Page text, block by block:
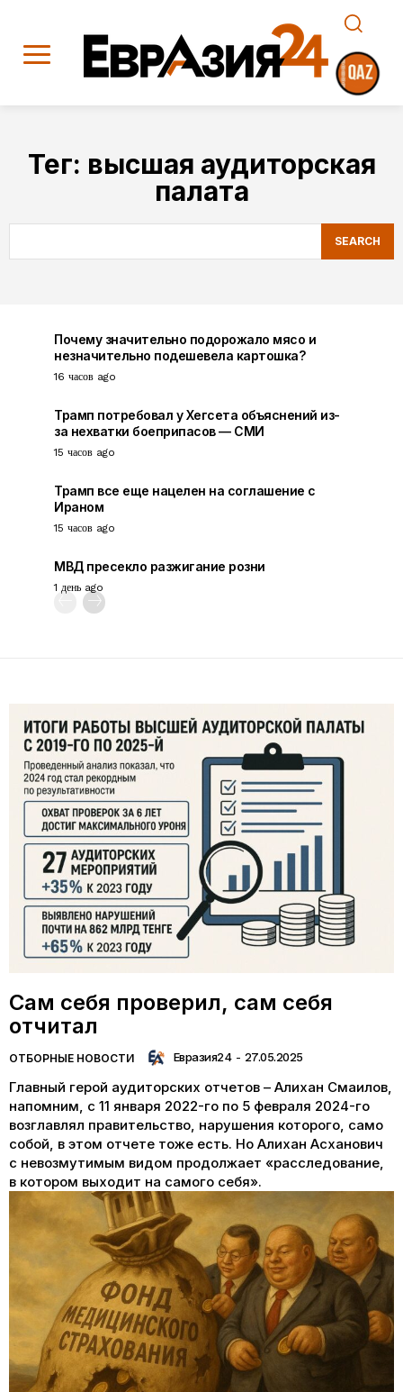
Тег: высшая аудиторская
палата
SEARCH
Почему значительно подорожало мясо и
незначительно подешевела картошка?
16 часов ago
Трамп потребовал у Хегсета объяснений из-
за нехватки боеприпасов — СМИ
15 часов ago
Трамп все еще нацелен на соглашение с
Ираном
15 часов ago
МВД пресекло разжигание розни
1 день ago
Сам себя проверил, сам себя
отчитал
ОТБОРНЫЕ НОВОСТИ Евразия24 - 27.05.2025
Главный герой аудиторских отчетов – Алихан Смаилов,
напомним, с 11 января 2022-го по 5 февраля 2024-го
возглавлял правительство, нарушения которого, само
собой, в этом отчете тоже есть. Но Алихан Асханович
с невозмутимым видом продолжает «расследование,
в котором выходит на самого себя».